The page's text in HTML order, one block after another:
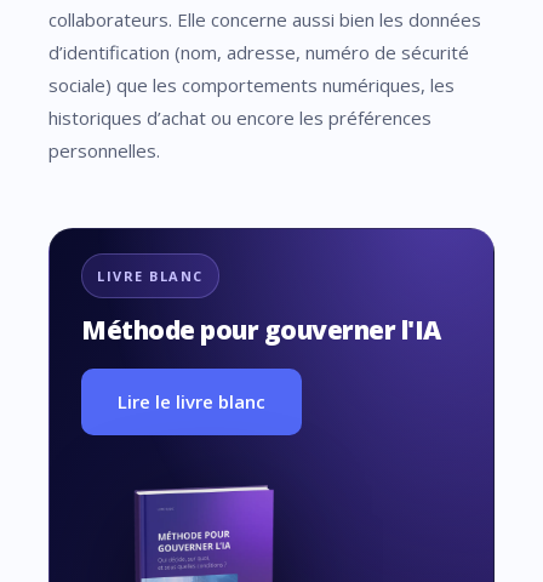
collaborateurs. Elle concerne aussi bien les données
d’identification (nom, adresse, numéro de sécurité
sociale) que les comportements numériques, les
historiques d’achat ou encore les préférences
personnelles.
LIVRE BLANC
Méthode pour gouverner l'IA
Lire le livre blanc